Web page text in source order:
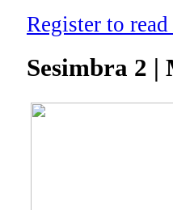
Register to
Sesimbra 2 |